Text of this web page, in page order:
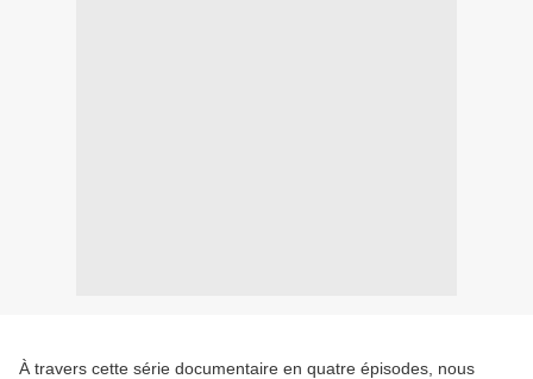
À travers cette série documentaire en quatre épisodes, nous